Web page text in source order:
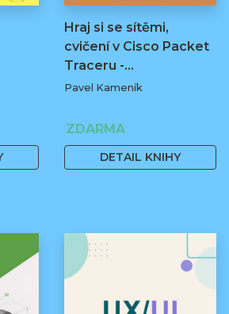
Hraj si se sítěmi,
cvičení v Cisco Packet
Traceru -…
Pavel Kameník
ZDARMA
DETAIL KNIHY